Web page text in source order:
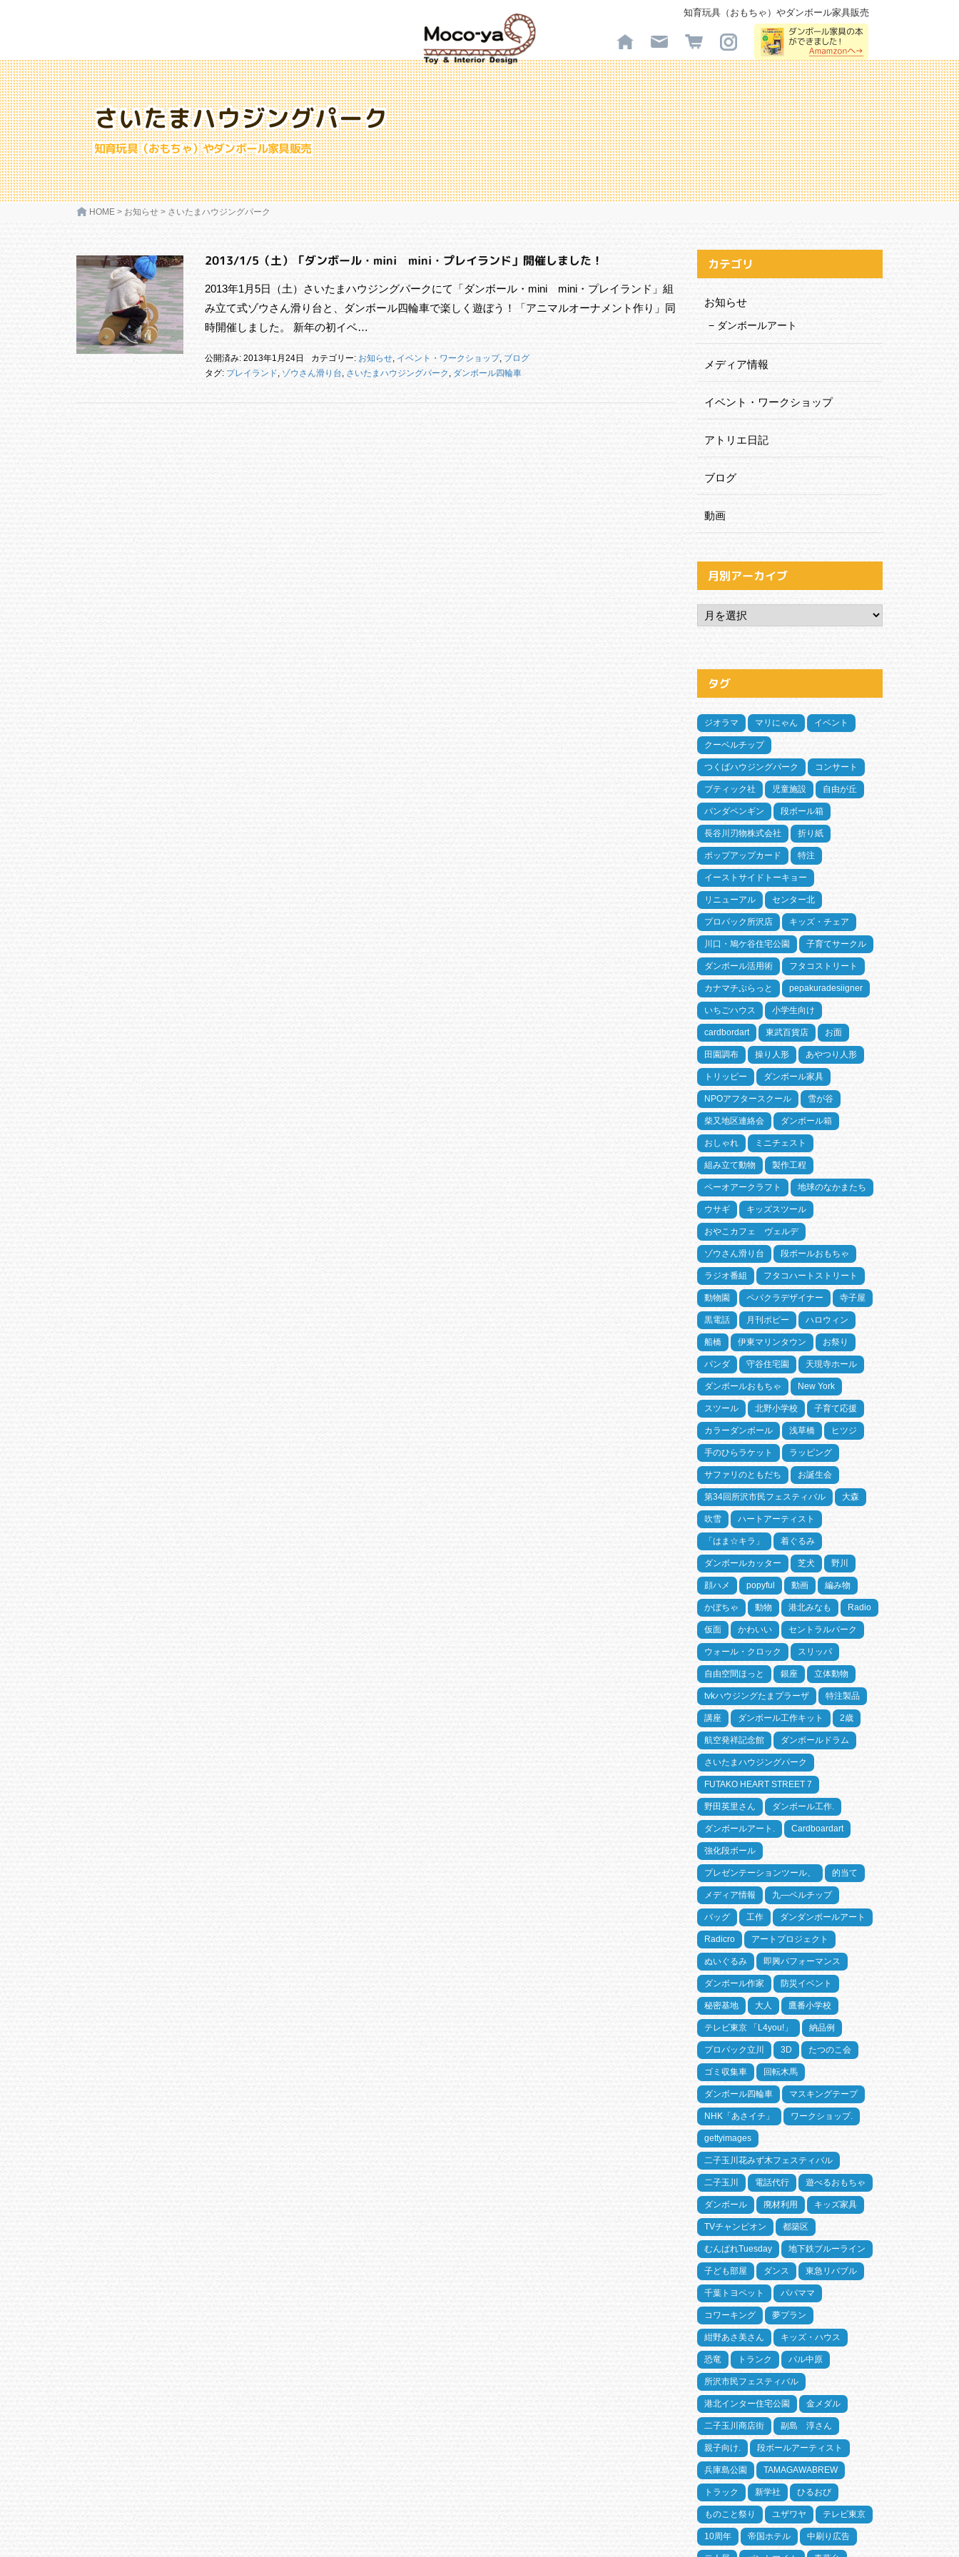
知育玩具（おもちゃ）やダンボール家具販売
さいたまハウジングパーク
知育玩具（おもちゃ）やダンボール家具販売
HOME > お知らせ > さいたまハウジングパーク
2013/1/5（土）「ダンボール・mini mini・プレイランド」開催しました！
2013年1月5日（土）さいたまハウジングパークにて「ダンボール・mini mini・プレイランド」組
み立て式ゾウさん滑り台と、ダンボール四輪車で楽しく遊ぼう！「アニマルオーナメント作り」同
時開催しました。 新年の初イベ…
公開済み: 2013年1月24日 カテゴリー: お知らせ, イベント・ワークショップ, ブログ
タグ: プレイランド, ゾウさん滑り台, さいたまハウジングパーク , ダンボール四輪車
カテゴリ
お知らせ
ダンボールアート
メディア情報
イベント・ワークショップ
アトリエ日記
ブログ
動画
月別アーカイブ
タグ
ジオラマ マリにゃん イベント
クーベルチップ
つくばハウジングパーク コンサート
ブティック社 児童施設 自由が丘
パンダペンギン 段ボール箱
長谷川刃物株式会社 折り紙
ポップアップカード 特注
イーストサイドトーキョー
リニューアル センター北
プロパック所沢店 キッズ・チェア
川口・鳩ケ谷住宅公園 子育てサークル
ダンボール活用術 フタコストリート
カナマチぷらっと pepakuradesiigner
いちごハウス 小学生向け
cardbordart 東武百貨店 お面
田園調布 操り人形 あやつり人形
トリッピー ダンボール家具
NPOアフタースクール 雪が谷
柴又地区連絡会 ダンボール箱
おしゃれ ミニチェスト
組み立て動物 製作工程
ペーオアークラフト 地球のなかまたち
ウサギ キッズスツール
おやこカフェ ヴェルデ
ゾウさん滑り台 段ボールおもちゃ
ラジオ番組 フタコハートストリート
動物園 ペパクラデザイナー 寺子屋
黒電話 月刊ポピー ハロウィン
船橋 伊東マリンタウン お祭り
パンダ 守谷住宅園 天現寺ホール
ダンボールおもちゃ New York
スツール 北野小学校 子育て応援
カラーダンボール 浅草橋 ヒツジ
手のひらラケット ラッピング
サファリのともだち お誕生会
第34回所沢市民フェスティバル 大森
吹雪 ハートアーティスト
「はま☆キラ」 着ぐるみ
ダンボールカッター 芝犬 野川
顔ハメ popyful 動画 編み物
かぼちゃ 動物 港北みなも Radio
仮面 かわいい セントラルパーク
ウォール・クロック スリッパ
自由空間ほっと 銀座 立体動物
tvkハウジングたまプラーザ 特注製品
講座 ダンボール工作キット 2歳
航空発祥記念館 ダンボールドラム
さいたまハウジングパーク
FUTAKO HEART STREET 7
野田英里さん ダンボール工作.
ダンボールアート. Cardboardart
強化段ボール
プレゼンテーションツール、 的当て
メディア情報 九―ベルチップ
バッグ 工作 ダンダンボールアート
Radicro アートプロジェクト
ぬいぐるみ 即興パフォーマンス
ダンボール作家 防災イベント
秘密基地 大人 鷹番小学校
テレビ東京 「L4you!」 納品例
プロパック立川 3D たつのこ会
ゴミ収集車 回転木馬
ダンボール四輪車 マスキングテープ
NHK「あさイチ」 ワークショップ.
gettyimages
二子玉川花みず木フェスティバル
二子玉川 電話代行 遊べるおもちゃ
ダンボール 廃材利用 キッズ家具
TVチャンピオン 都築区
むんぱれTuesday 地下鉄ブルーライン
子ども部屋 ダンス 東急リバブル
千葉トヨペット パパママ
コワーキング 夢プラン
紺野あさ美さん キッズ・ハウス
恐竜 トランク パル中原
所沢市民フェスティバル
港北インター住宅公園 金メダル
二子玉川商店街 副島 淳さん
親子向け. 段ボールアーティスト
兵庫島公園 TAMAGAWABREW
トラック 新学社 ひるおび
ものこと祭り ユザワヤ テレビ東京
10周年 帝国ホテル 中刷り広告